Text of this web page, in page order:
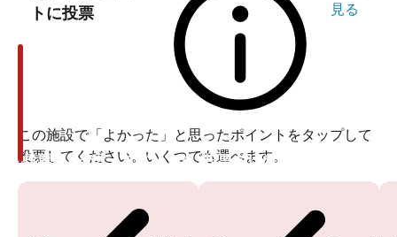
トに投票
見る
この施設で「よかった」と思ったポイントをタップして
投票してください。いくつでも選べます。
投票ありがとうございます 投票ありがとうございます